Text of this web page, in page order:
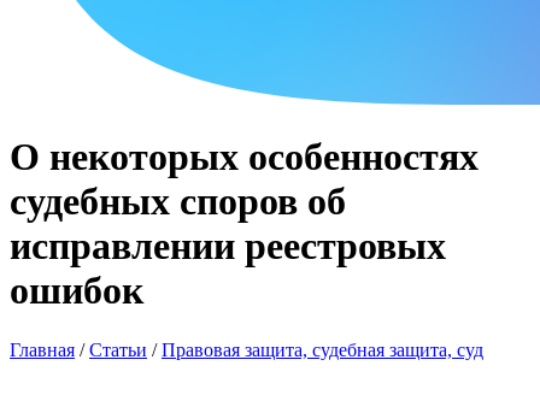
О некоторых особенностях
судебных споров об
исправлении реестровых
ошибок
Главная /Статьи /Правовая защита, судебная защита, суд